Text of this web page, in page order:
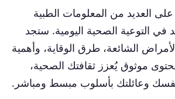
العديد من المعلومات الطبية
في التوعية الصحية اليومية. ستجد
الشائعة، طرق الوقاية، وأهمية
موثوق يُعزز ثقافتك الصحية،
وعائلتك بأسلوب مبسط ومباشر.